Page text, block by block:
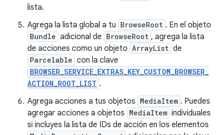
lista.
Agrega la lista global a tu BrowseRoot . En el objeto
Bundle adicional de BrowseRoot , agrega la lista
de acciones como un objeto ArrayList de
Parcelable con la clave
BROWSER_SERVICE_EXTRAS_KEY_CUSTOM_BROWSER_
ACTION_ROOT_LIST .
Agrega acciones a tus objetos MediaItem . Puedes
agregar acciones a objetos MediaItem individuales
si incluyes la lista de IDs de acción en los elementos